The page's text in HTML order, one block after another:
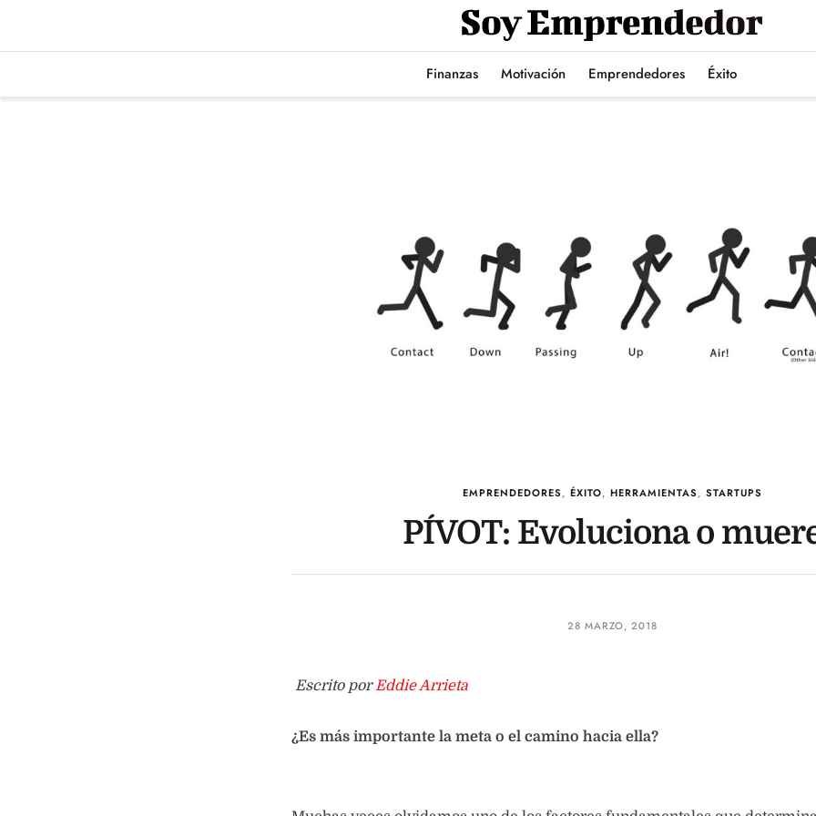
Finanzas Motivación Emprendedores Éxito
EMPRENDEDORES, ÉXITO, HERRAMIENTAS, STARTUPS
PÍVOT: Evoluciona o
28 MARZO, 2018
Escrito porEddie Arrieta
¿Es más importante la meta o el camino hacia ella?